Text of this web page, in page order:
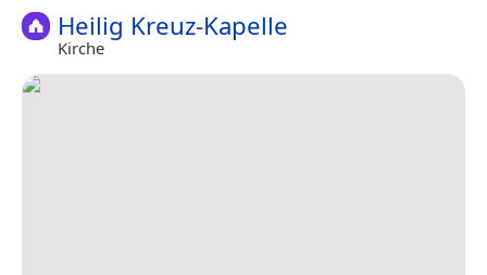
Heilig Kreuz-Kapelle
Kirche